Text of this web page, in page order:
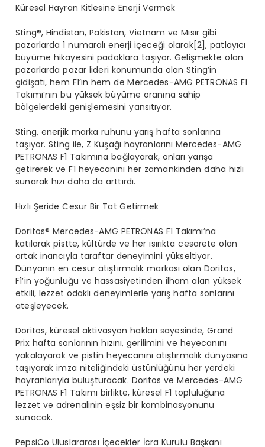
Küresel Hayran Kitlesine Enerji Vermek
Sting®, Hindistan, Pakistan, Vietnam ve Mısır gibi
pazarlarda 1 numaralı enerji içeceği olarak[2], patlayıcı
büyüme hikayesini padoklara taşıyor. Gelişmekte olan
pazarlarda pazar lideri konumunda olan Sting’in
gidişatı, hem F1’in hem de Mercedes-AMG PETRONAS F1
Takımı’nın bu yüksek büyüme oranına sahip
bölgelerdeki genişlemesini yansıtıyor.
Sting, enerjik marka ruhunu yarış hafta sonlarına
taşıyor. Sting ile, Z Kuşağı hayranlarını Mercedes-AMG
PETRONAS F1 Takımına bağlayarak, onları yarışa
getirerek ve F1 heyecanını her zamankinden daha hızlı
sunarak hızı daha da arttırdı.
Hızlı Şeride Cesur Bir Tat Getirmek
Doritos® Mercedes-AMG PETRONAS F1 Takımı’na
katılarak pistte, kültürde ve her ısırıkta cesarete olan
ortak inancıyla taraftar deneyimini yükseltiyor.
Dünyanın en cesur atıştırmalık markası olan Doritos,
F1’in yoğunluğu ve hassasiyetinden ilham alan yüksek
etkili, lezzet odaklı deneyimlerle yarış hafta sonlarını
ateşleyecek.
Doritos, küresel aktivasyon hakları sayesinde, Grand
Prix hafta sonlarının hızını, gerilimini ve heyecanını
yakalayarak ve pistin heyecanını atıştırmalık dünyasına
taşıyarak imza niteliğindeki üstünlüğünü her yerdeki
hayranlarıyla buluşturacak. Doritos ve Mercedes-AMG
PETRONAS F1 Takımı birlikte, küresel F1 topluluğuna
lezzet ve adrenalinin eşsiz bir kombinasyonunu
sunacak.
PepsiCo Uluslararası İçecekler İcra Kurulu Başkanı